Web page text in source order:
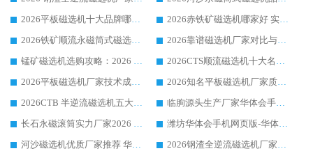
2026平板磁选机十大品牌哪家好?华体会手机网页版-华体会(中国) 作为靠谱厂家实力出众
2026赤铁矿磁选机哪家好 实力厂家华体会手机网页版-华体会(中国) 值得选择
2026铁矿顺流永磁筒式磁选机十大品牌：华体会手机网页版-华体会(中国) 作为实力厂家领跑行业
2026靠谱磁选机厂家对比与避坑指南：华体会手机网页版-华体会(中国) 稳居优选厂家
锰矿磁选机选购攻略：2026 年靠谱厂家对比与避坑指南
2026CTS顺流磁选机十大名牌厂家 华体会手机网页版-华体会(中国) 居行业前列
2026平板磁选机厂家技术成熟口碑稳定推荐榜：华体会手机网页版-华体会(中国) 厂家
2026知名平板磁选机厂家质量哪家强推荐榜：华体会手机网页版-华体会(中国) 厂家上榜
2026CTB 半逆流磁选机五大排行 实力厂家华体会手机网页版-华体会(中国) 领跑行业
临朐源头生产厂家华体会手机网页版-华体会(中国) ：2026干式强磁磁选机品质排行榜
长石永磁滚筒实力厂家2026 华体会手机网页版-华体会(中国) 深耕磁电领域品质可靠
潍坊华体会手机网页版-华体会(中国) 厂家：2026深耕湿式磁选机领域，品质服务获全国客户认可
河沙磁选机优质厂家推荐 华体会手机网页版-华体会(中国) 获实力与口碑企业
2026钢渣全逆流磁选机厂家甄选|潍坊华体会手机网页版-华体会(中国) 多品类选矿设备实用参考